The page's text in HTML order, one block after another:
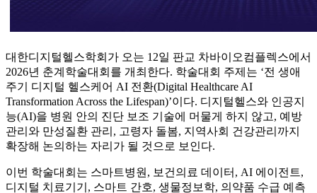
대한디지털헬스학회가 오는 12일 판교 차바이오컴플렉스에서
2026년 춘계학술대회를 개최한다. 학술대회 주제는 ‘전 생애
주기 디지털 헬스케어 AI 전환(Digital Healthcare AI
Transformation Across the Lifespan)’이다. 디지털헬스와 인공지
능(AI)을 병원 안의 진단 보조 기술에 머물게 하지 않고, 예방
관리와 만성질환 관리, 고령자 돌봄, 지역사회 건강관리까지
확장해 논의하는 자리가 될 것으로 보인다.
이번 학술대회는 스마트병원, 보건의료 데이터, AI 에이전트,
디지털 치료기기, 스마트 간호, 생물정보학, 의약품 수급 예측